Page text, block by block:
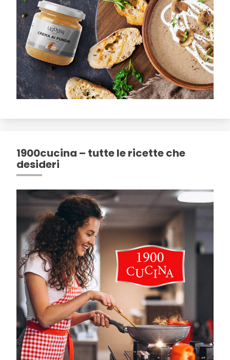
1900cucina – tutte le ricette che
desideri